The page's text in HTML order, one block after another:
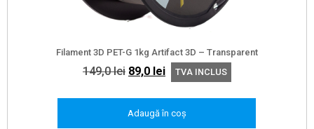
Filament 3D PET-G 1kg Artifact 3D – Transparent
149,0lei Prețul
fost:
89,0 leiPrețul
curent
89,0 lei.
TVA INCLUS
Adaugă în coș